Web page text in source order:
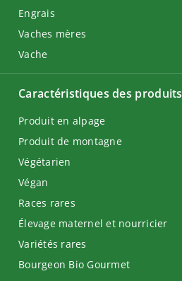
Engrais
Vaches mères
Vache
Caractéristiques des produits
Produit en alpage
Produit de montagne
Végétarien
Végan
Races rares
Élevage maternel et nourricier
Variétés rares
Bourgeon Bio Gourmet